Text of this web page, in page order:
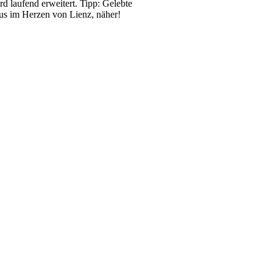
laufend erweitert. Tipp: Gelebte
im Herzen von Lienz, näher!